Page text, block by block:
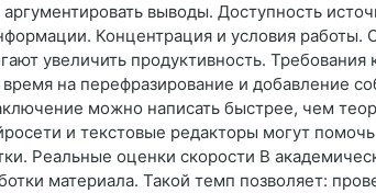
выводы. Доступность
Концентрация и условия работы.
увеличить продуктивность.
на перефразирование и добавление
можно написать быстрее, чем
и текстовые редакторы могут
Реальные оценки скорости В
материала. Такой темп позволяет: